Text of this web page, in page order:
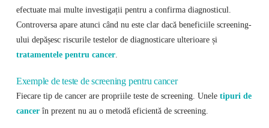
efectuate mai multe investigații pentru a confirma diagnosticul.
Controversa apare atunci când nu este clar dacă beneficiile screening-
ului depășesc riscurile testelor de diagnosticare ulterioare și
tratamentele pentru cancer.
Exemple de teste de screening pentru cancer
Fiecare tip de cancer are propriile teste de screening. Unele tipuri de
cancerîn prezent nu au o metodă eficientă de screening.